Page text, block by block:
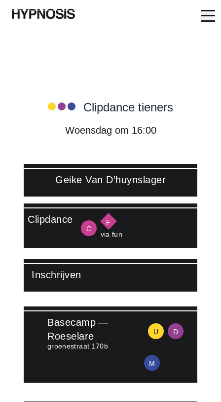
Skip to content
Hypnosis Dance Academy:
Clipdance tieners
Woensdag om 16:00
Geike Van D’huynslager
Lees meer over Geike Van D'huynslager
Clipdance
C
F
via fun
Inschrijven
Lees meer over Inschrijven
Basecamp —
Roeselare
groenestraat 170b
U D
M